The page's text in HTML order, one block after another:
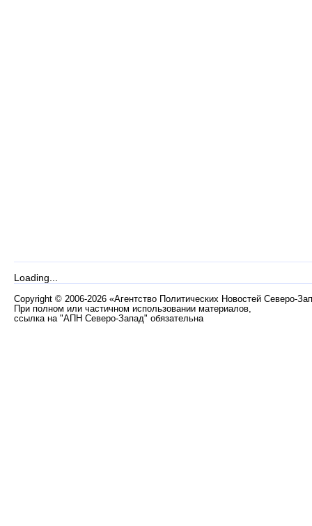
Loading...
Copyright © 2006-2026 «Агентство Политических Новостей Северо-
При полном или частичном использовании материалов,
ссылка на "АПН Северо-Запад" обязательна